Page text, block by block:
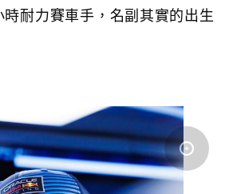
耐力賽車手，名副其實的出生